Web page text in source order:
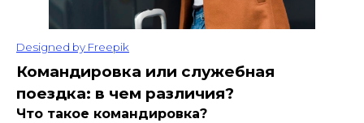
Designed by Freepik
Командировка или служебная
поездка: в чем различия?
Что такое командировка?